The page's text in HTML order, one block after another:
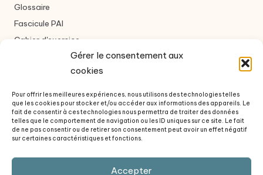
Gérer le consentement aux
cookies
Pour offrir les meilleures expériences, nous utilisons des technologies telles
que les cookies pour stocker et/ou accéder aux informations des appareils. Le
fait de consentir à ces technologies nous permettra de traiter des données
telles que le comportement de navigation ou les ID uniques sur ce site. Le fait
de ne pas consentir ou de retirer son consentement peut avoir un effet négatif
sur certaines caractéristiques et fonctions.
Accepter
Glossaire
Fascicule PAI
Cahier d'exercice
Formulaire de contact
À propos des auteurs
Questions fréquentes
Revue de presse